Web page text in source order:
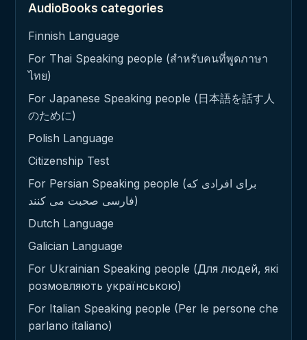
AudioBooks categories
Finnish Language
For Thai Speaking people (สำหรับคนที่พูดภาษา
ไทย)
For Japanese Speaking people (日本語を話す人
のために)
Polish Language
Citizenship Test
For Persian Speaking people (برای افرادی که
فارسی صحبت می کنند)
Dutch Language
Galician Language
For Ukrainian Speaking people (Для людей, які
розмовляють українською)
For Italian Speaking people (Per le persone che
parlano italiano)